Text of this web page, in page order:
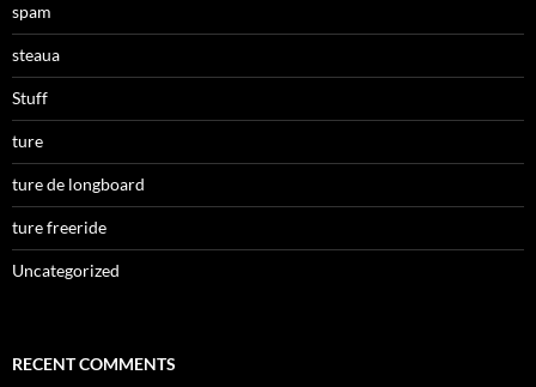
spam
steaua
Stuff
ture
ture de longboard
ture freeride
Uncategorized
RECENT COMMENTS